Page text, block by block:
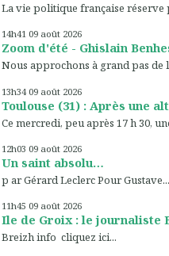
La vie politique française réserve
14h41 09 août 2026
Zoom d'été - Ghislain
Nous approchons à grand pas de
13h34 09 août 2026
Toulouse (31) : Après une
Ce mercredi, peu après 17 h 30,
12h03 09 août 2026
Un saint absolu…
p ar Gérard Leclerc Pour Gustave...
11h45 09 août 2026
Ile de Groix : le journaliste
Breizh info cliquez ici...